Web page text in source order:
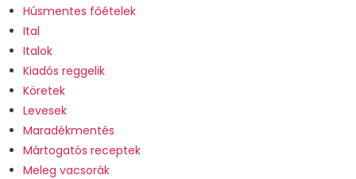
Húsmentes főételek
Ital
Italok
Kiadós reggelik
Köretek
Levesek
Maradékmentés
Mártogatós receptek
Meleg vacsorák